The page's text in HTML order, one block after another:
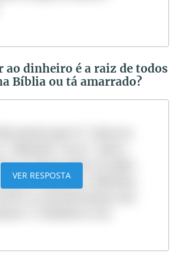
ao dinheiro é a raiz de todos
Bíblia ou tá amarrado?
é a raiz de todos os males.
por cobiçarem o dinheiro,
VER RESPOSTA